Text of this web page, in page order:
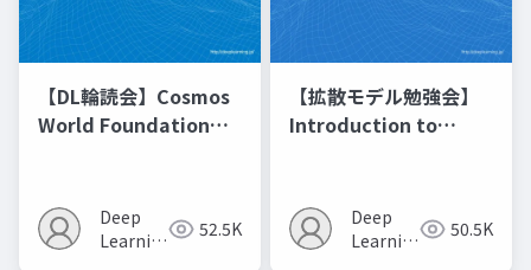
【DL輪読会】Cosmos
World Foundation
Deep
Learning
52.5K
【拡散モデル勉強会】
Introduction to
Deep
Learning
50.5K